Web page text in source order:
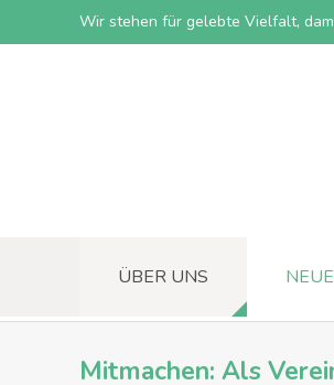
Wir stehen für gelebte Vielfalt,
ÜBER UNS
Mitmachen: Als